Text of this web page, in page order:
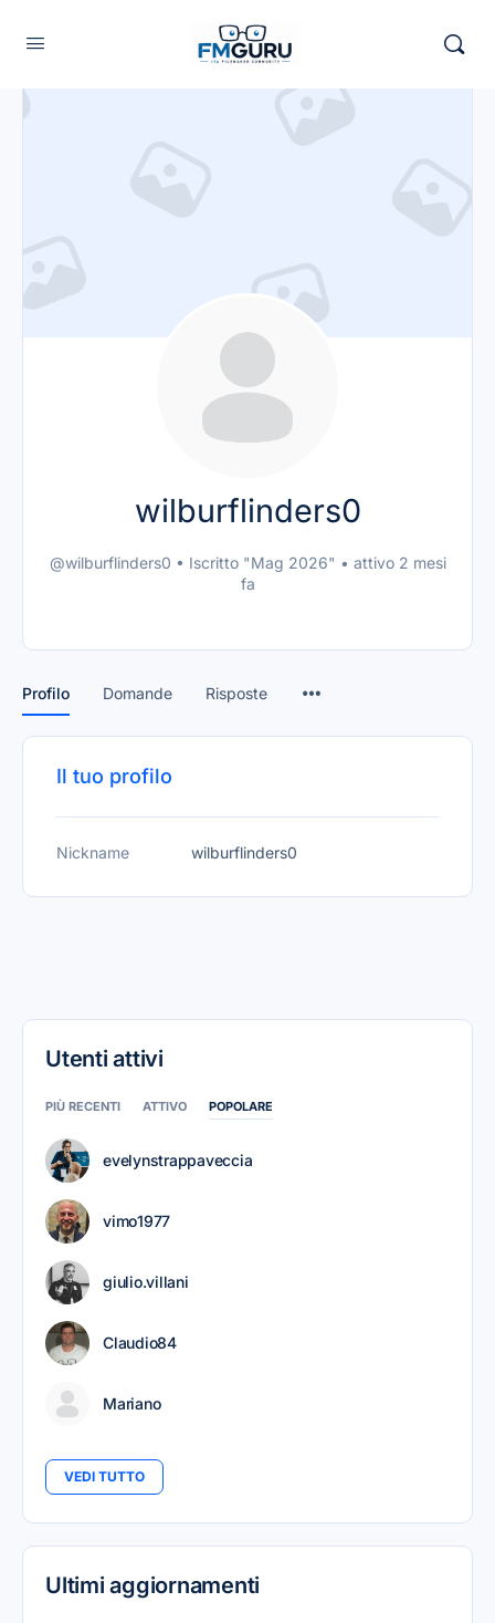
wilburflinders0
@wilburflinders0 • Iscritto "Mag 2026" • attivo 2 mesi
fa
Profilo Domande Risposte
Il tuo profilo
Nickname wilburflinders0
Utenti attivi
PIÙ RECENTI ATTIVO POPOLARE
evelynstrappaveccia
vimo1977
giulio.villani
Claudio84
Mariano
VEDI TUTTO
Ultimi aggiornamenti